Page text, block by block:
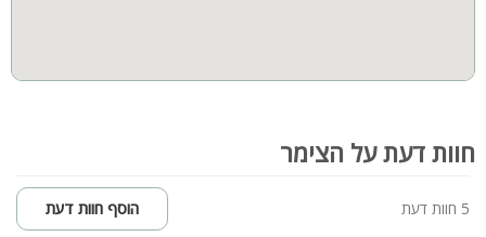
חוות דעת על הצימר
5 חוות דעת הוסף חוות דעת